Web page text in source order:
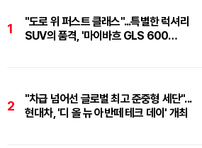
1
"도로 위 퍼스트 클래스"...특별한 럭셔리
SUV의 품격, '마이바흐 GLS 600
2
"차급 넘어선 글로벌 최고 준중형 세단"...
현대차, '디 올 뉴 아반떼 테크 데이' 개최